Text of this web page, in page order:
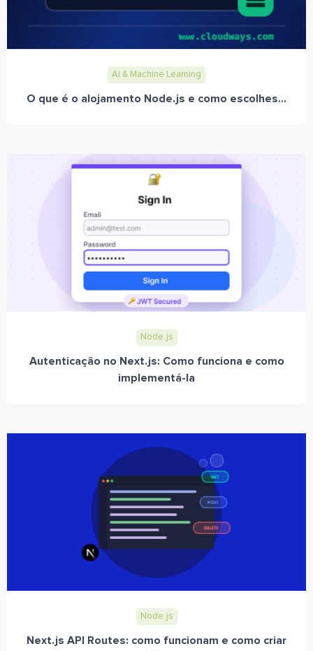
AI & Machine Learning
O que é o alojamento Node.js e como escolhes...
Node.js
Autenticação no Next.js: Como funciona e como
implementá-la
Node.js
Next.js API Routes: como funcionam e como criar